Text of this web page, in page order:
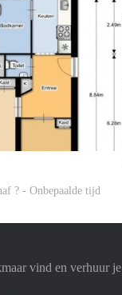
? - Onbepaalde tijd
vind en verhuur